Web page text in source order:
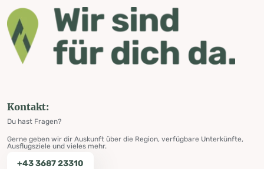
Kontakt:
Du hast Fragen?
Gerne geben wir dir Auskunft über die Region, verfügbare Unterkünfte,
Ausflugsziele und vieles mehr.
+43 3687 23310